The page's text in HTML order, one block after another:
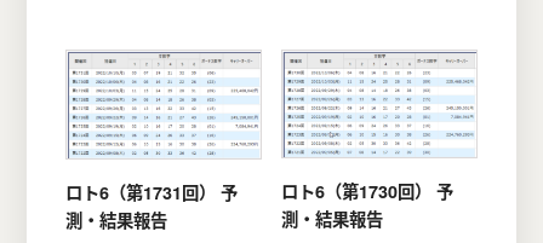
ロト6（第1731回） 予
測・結果報告
ロト6（第1730回） 予
測・結果報告